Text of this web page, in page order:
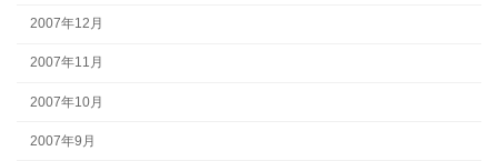
2007年12月
2007年11月
2007年10月
2007年9月